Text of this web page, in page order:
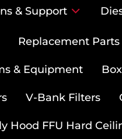
& Support
Replacement Parts
& Equipment
V-Bank Filters
Hood FFU Hard